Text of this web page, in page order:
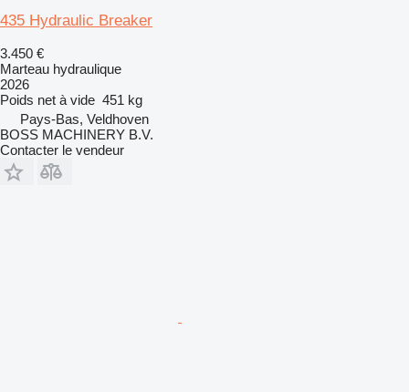
435 Hydraulic Breaker
3.450 €
Marteau hydraulique
2026
Poids net à vide 451 kg
Pays-Bas, Veldhoven
BOSS MACHINERY B.V.
Contacter le vendeur